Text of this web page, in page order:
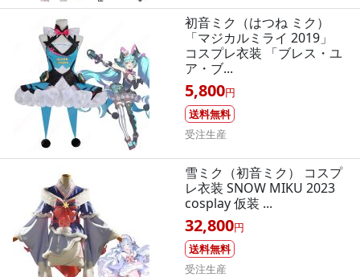
初音ミク（はつね ミク）
「マジカルミライ 2019」
コスプレ衣装 「ブレス・ユ
ア・ブ...
5,800円
送料無料
受注生産
雪ミク（初音ミク） コスプ
レ衣装 SNOW MIKU 2023
cosplay 仮装 ...
32,800円
送料無料
受注生産